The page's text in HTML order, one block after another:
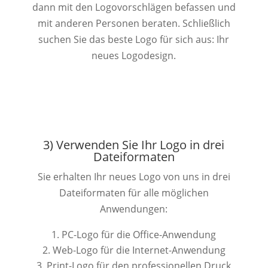
dann mit den Logovorschlägen befassen und
mit anderen Personen beraten. Schließlich
suchen Sie das beste Logo für sich aus: Ihr
neues Logodesign.
3) Verwenden Sie Ihr Logo in drei
Dateiformaten
Sie erhalten Ihr neues Logo von uns in drei
Dateiformaten für alle möglichen
Anwendungen:
PC-Logo für die Office-Anwendung
Web-Logo für die Internet-Anwendung